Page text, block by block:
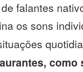
falantes
os sons
como